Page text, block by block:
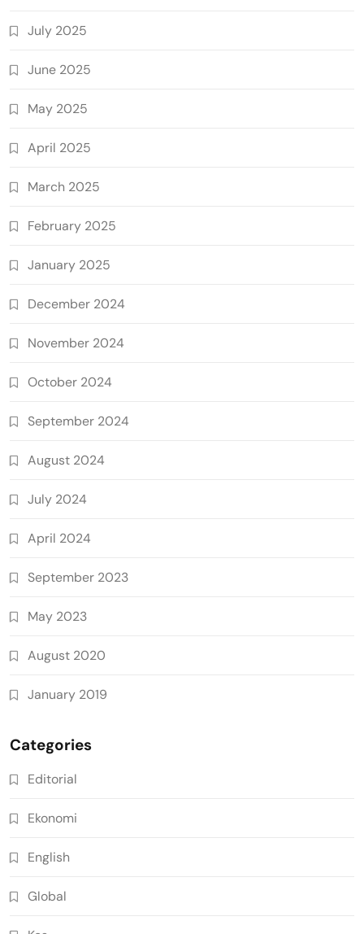
July 2025
June 2025
May 2025
April 2025
March 2025
February 2025
January 2025
December 2024
November 2024
October 2024
September 2024
August 2024
July 2024
April 2024
September 2023
May 2023
August 2020
January 2019
Categories
Editorial
Ekonomi
English
Global